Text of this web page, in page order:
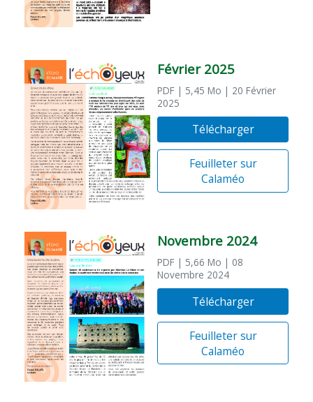
Février 2025
PDF | 5,45 Mo | 20 Février
2025
Télécharger
Feuilleter sur
Calaméo
Novembre 2024
PDF | 5,66 Mo | 08
Novembre 2024
Télécharger
Feuilleter sur
Calaméo